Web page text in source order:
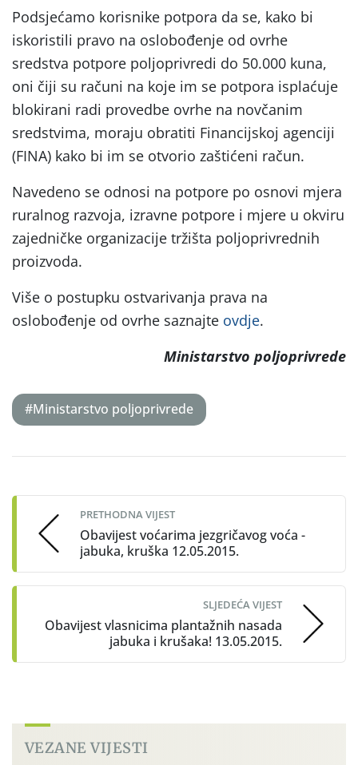
Podsjećamo korisnike potpora da se, kako bi
iskoristili pravo na oslobođenje od ovrhe
sredstva potpore poljoprivredi do 50.000 kuna,
oni čiji su računi na koje im se potpora isplaćuje
blokirani radi provedbe ovrhe na novčanim
sredstvima, moraju obratiti Financijskoj agenciji
(FINA) kako bi im se otvorio zaštićeni račun.
Navedeno se odnosi na potpore po osnovi mjera
ruralnog razvoja, izravne potpore i mjere u okviru
zajedničke organizacije tržišta poljoprivrednih
proizvoda.
Više o postupku ostvarivanja prava na
oslobođenje od ovrhe saznajte ovdje.
Ministarstvo poljoprivrede
#Ministarstvo poljoprivrede
navigation
PRETHODNA VIJEST
Obavijest voćarima jezgričavog voća -
jabuka, kruška 12.05.2015.
SLJEDEĆA VIJEST
Obavijest vlasnicima plantažnih nasada
jabuka i krušaka! 13.05.2015.
VEZANE VIJESTI